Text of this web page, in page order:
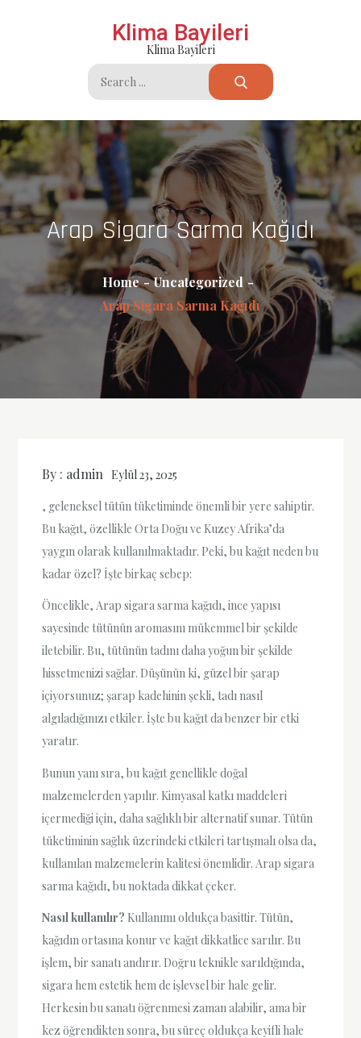
Klima Bayileri
Klima Bayileri
Search
for:
Arap Sigara Sarma Kağıdı
Home
Uncategorized
Arap Sigara Sarma Kağıdı
By : admin Eylül 23, 2025
, geleneksel tütün tüketiminde önemli bir yere sahiptir.
Bu kağıt, özellikle Orta Doğu ve Kuzey Afrika’da
yaygın olarak kullanılmaktadır. Peki, bu kağıt neden bu
kadar özel? İşte birkaç sebep:
Öncelikle, Arap sigara sarma kağıdı, ince yapısı
sayesinde tütünün aromasını mükemmel bir şekilde
iletebilir. Bu, tütünün tadını daha yoğun bir şekilde
hissetmenizi sağlar. Düşünün ki, güzel bir şarap
içiyorsunuz; şarap kadehinin şekli, tadı nasıl
algıladığınızı etkiler. İşte bu kağıt da benzer bir etki
yaratır.
Bunun yanı sıra, bu kağıt genellikle doğal
malzemelerden yapılır. Kimyasal katkı maddeleri
içermediği için, daha sağlıklı bir alternatif sunar. Tütün
tüketiminin sağlık üzerindeki etkileri tartışmalı olsa da,
kullanılan malzemelerin kalitesi önemlidir. Arap sigara
sarma kağıdı, bu noktada dikkat çeker.
Nasıl kullanılır? Kullanımı oldukça basittir. Tütün,
kağıdın ortasına konur ve kağıt dikkatlice sarılır. Bu
işlem, bir sanatı andırır. Doğru teknikle sarıldığında,
sigara hem estetik hem de işlevsel bir hale gelir.
Herkesin bu sanatı öğrenmesi zaman alabilir, ama bir
kez öğrendikten sonra, bu süreç oldukça keyifli hale